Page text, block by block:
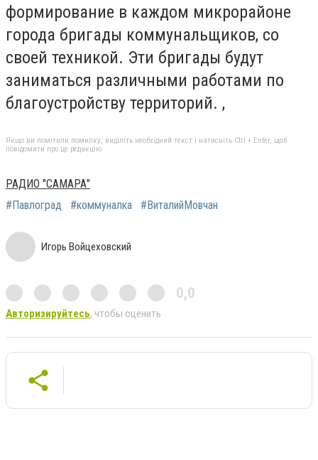
формирование в каждом микрорайоне
города бригады коммунальщиков, со
своей техникой. Эти бригады будут
заниматься различными работами по
благоустройству территорий. ,
Якщо ви помітили помилку, виділіть необхідний текст і натисніть Ctrl + Enter, щоб
повідомити про це редакцію
РАДИО "САМАРА"
#Павлоград
#коммуналка #ВиталийМовчан
Игорь Войцеховский
0,0
Авторизируйтесь, чтобы оценить